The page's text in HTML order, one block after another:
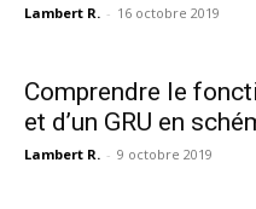
Lambert R. - 16 octobre 2019
Comprendre le
et d’un GRU en
Lambert R. - 9 octobre 2019